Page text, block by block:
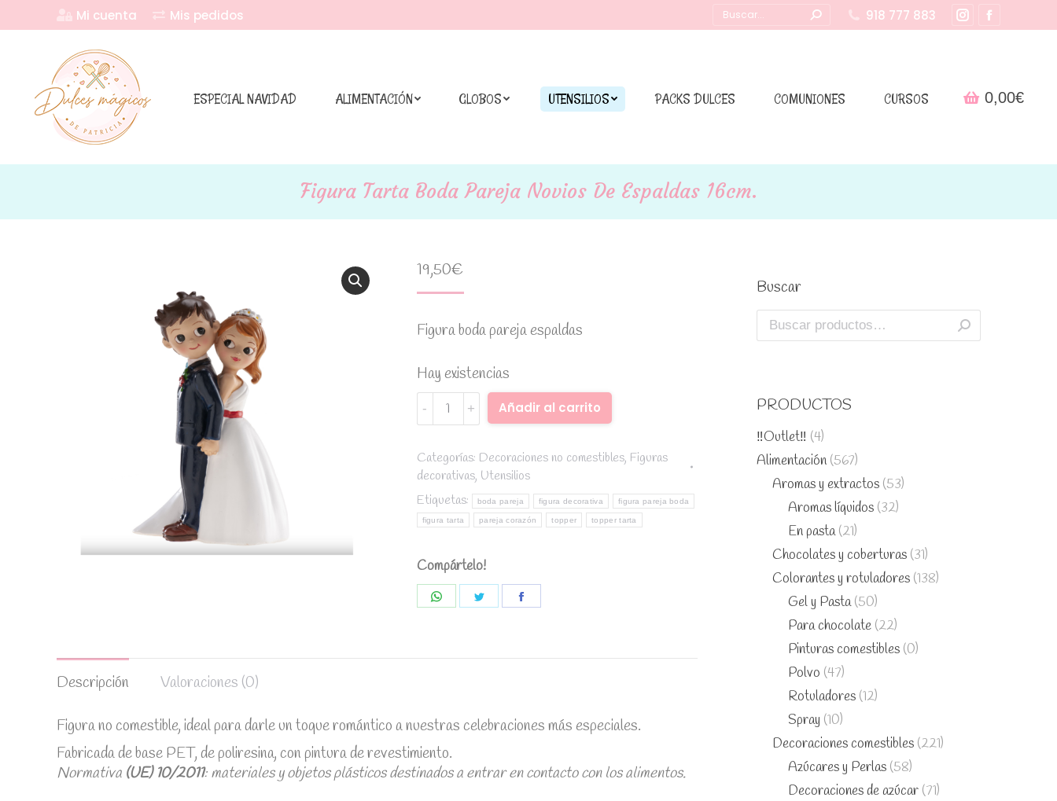
Mi cuenta Mis pedidos Buscar: 918 777 883
Instagram
in
Facebook
in
ESPECIAL NAVIDAD ALIMENTACIÓN GLOBOS UTENSILIOS PACKS DULCES COMUNIONES CURSOS 0,00€
Figura Tarta Boda Pareja Novios De Espaldas 16cm.
19,50€
Figura boda pareja espaldas
Hay existencias
Figura
tarta
pareja
novios
de
espaldas
quantity
Añadir al carrito Alternative:
Categorías: Decoraciones no comestibles, Figuras
decorativas, Utensilios
Etiquetas:
boda pareja figura decorativa figura pareja boda
figura tarta pareja corazón topper topper tarta
Compártelo!
Share
Share
Descripción Valoraciones (0)
Figura no comestible, ideal para darle un toque romántico a nuestras celebraciones más especiales.
Fabricada de base PET, de poliresina, con pintura de revestimiento.
Normativa (UE) 10/2011: materiales y objetos plásticos destinados a entrar en contacto con los alimentos.
Buscar
PRODUCTOS
‼️Outlet‼️ (4)
Alimentación (567)
Aromas y extractos (53)
Aromas líquidos (32)
En pasta (21)
Chocolates y coberturas (31)
Colorantes y rotuladores (138)
Gel y Pasta (50)
Para chocolate (22)
Pinturas comestibles (0)
Polvo (47)
Rotuladores (12)
Spray (10)
Decoraciones comestibles (221)
Azúcares y Perlas (58)
Decoraciones de azúcar (71)